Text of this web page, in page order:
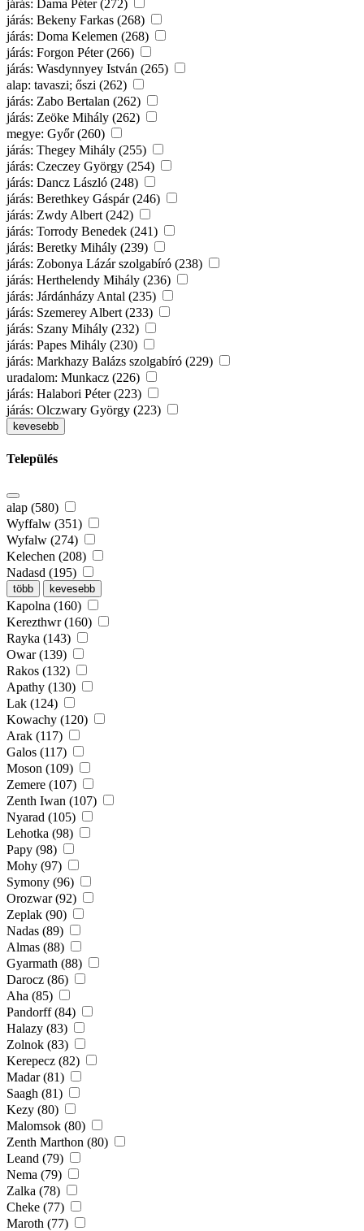
járás: Dama Péter (272)
járás: Bekeny Farkas (268)
járás: Doma Kelemen (268)
járás: Forgon Péter (266)
járás: Wasdynnyey István (265)
alap: tavaszi; őszi (262)
járás: Zabo Bertalan (262)
járás: Zeöke Mihály (262)
megye: Győr (260)
járás: Thegey Mihály (255)
járás: Czeczey György (254)
járás: Dancz László (248)
járás: Berethkey Gáspár (246)
járás: Zwdy Albert (242)
járás: Torrody Benedek (241)
járás: Beretky Mihály (239)
járás: Zobonya Lázár szolgabíró (238)
járás: Herthelendy Mihály (236)
járás: Járdánházy Antal (235)
járás: Szemerey Albert (233)
járás: Szany Mihály (232)
járás: Papes Mihály (230)
járás: Markhazy Balázs szolgabíró (229)
uradalom: Munkacz (226)
járás: Halabori Péter (223)
járás: Olczwary György (223)
kevesebb
Település
alap (580)
Wyffalw (351)
Wyfalw (274)
Kelechen (208)
Nadasd (195)
több kevesebb
Kapolna (160)
Kerezthwr (160)
Rayka (143)
Owar (139)
Rakos (132)
Apathy (130)
Lak (124)
Kowachy (120)
Arak (117)
Galos (117)
Moson (109)
Zemere (107)
Zenth Iwan (107)
Nyarad (105)
Lehotka (98)
Papy (98)
Mohy (97)
Symony (96)
Orozwar (92)
Zeplak (90)
Nadas (89)
Almas (88)
Gyarmath (88)
Darocz (86)
Aha (85)
Pandorff (84)
Halazy (83)
Zolnok (83)
Kerepecz (82)
Madar (81)
Saagh (81)
Kezy (80)
Malomsok (80)
Zenth Marthon (80)
Leand (79)
Nema (79)
Zalka (78)
Cheke (77)
Maroth (77)